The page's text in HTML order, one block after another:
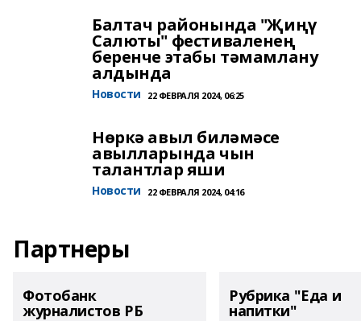
Балтач районында "Җиңү
Салюты" фестиваленең
беренче этабы тәмамлану
алдында
Новости 22 ФЕВРАЛЯ 2024, 06:25
Нөркә авыл биләмәсе
авылларында чын
талантлар яши
Новости 22 ФЕВРАЛЯ 2024, 04:16
Партнеры
Фотобанк
журналистов РБ
Рубрика "Еда и
напитки"